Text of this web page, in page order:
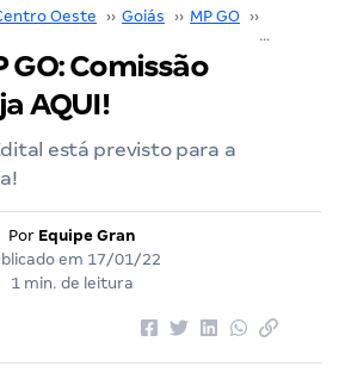
Oeste ›› Goiás ›› MP GO ››
GO: Comissão
AQUI!
está previsto para a
Por Equipe Gran
em 17/01/22
1 min. de leitura